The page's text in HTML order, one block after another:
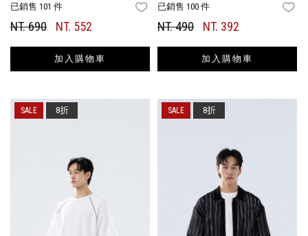
已銷售 101 件 FAVORITES
NT. 690 NT. 552
加入購物車
已銷售 100 件
NT. 490 NT. 392
加入購物車
8折 8折